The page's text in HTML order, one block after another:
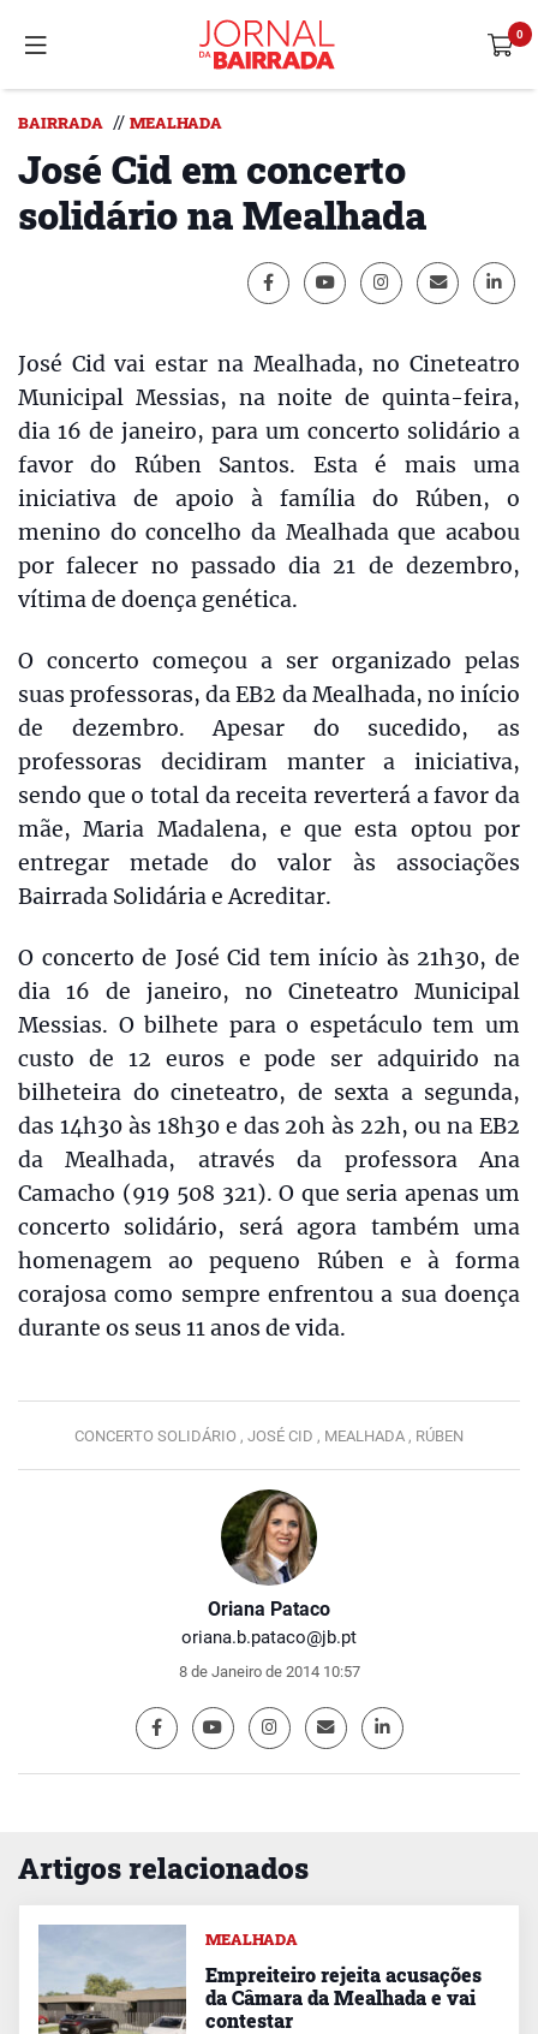
Oriana Pataco
oriana.b.pataco@jb.pt
8 de Janeiro de 2014 10:57
BAIRRADA // MEALHADA
José Cid em concerto
solidário na Mealhada
José Cid vai estar na Mealhada, no Cineteatro
Municipal Messias, na noite de quinta-feira,
dia 16 de janeiro, para um concerto solidário a
favor do Rúben Santos. Esta é mais uma
iniciativa de apoio à família do Rúben, o
menino do concelho da Mealhada que acabou
por falecer no passado dia 21 de dezembro,
vítima de doença genética.
O concerto começou a ser organizado pelas
suas professoras, da EB2 da Mealhada, no início
de dezembro. Apesar do sucedido, as
professoras decidiram manter a iniciativa,
sendo que o total da receita reverterá a favor da
mãe, Maria Madalena, e que esta optou por
entregar metade do valor às associações
Bairrada Solidária e Acreditar.
O concerto de José Cid tem início às 21h30, de
dia 16 de janeiro, no Cineteatro Municipal
Messias. O bilhete para o espetáculo tem um
custo de 12 euros e pode ser adquirido na
bilheteira do cineteatro, de sexta a segunda,
das 14h30 às 18h30 e das 20h às 22h, ou na EB2
da Mealhada, através da professora Ana
Camacho (919 508 321). O que seria apenas um
concerto solidário, será agora também uma
homenagem ao pequeno Rúben e à forma
corajosa como sempre enfrentou a sua doença
durante os seus 11 anos de vida.
CONCERTO SOLIDÁRIO , JOSÉ CID , MEALHADA , RÚBEN
Artigos relacionados
MEALHADA
Empreiteiro rejeita acusações
da Câmara da Mealhada e vai
contestar